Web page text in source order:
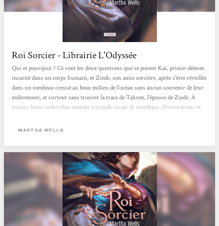
Roi Sorcier - Librairie L'Odyssée
Qui et pourquoi ? Ce sont les deux questions que se posent Kai, prince-démon
incarné dans un corps humain, et Ziede, son amie sorcière, après s'être réveillés
dans un tombeau creusé au beau milieu de l'océan sans aucun souvenir de leur
enlèvement, et surtout sans trouver la trace de Tahren, l'épouse de Ziede. À
travers leurs recherches menées à grands coups de sortilèges, d'invocations et
d'exception aux héros atypiques et puissants, dans un très bel livre-objet.
MARTHA WELLS